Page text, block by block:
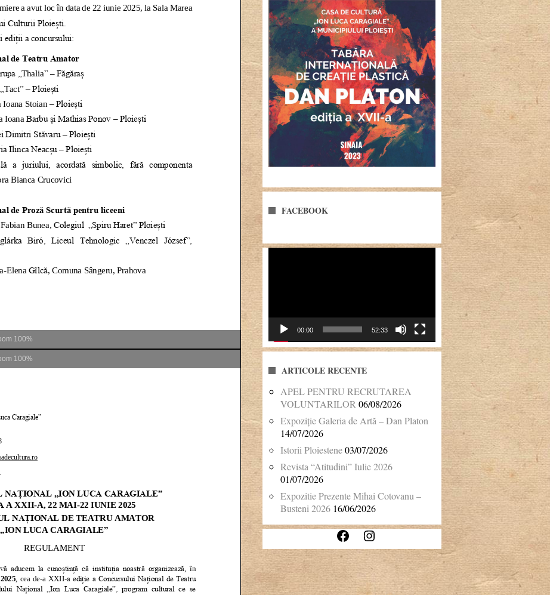
100%
100%
FACEBOOK
00:00 52:33
ARTICOLE RECENTE
APEL PENTRU RECRUTAREA
VOLUNTARILOR06/08/2026
Expoziție Galeria de Artă – Dan Platon
14/07/2026
Istorii Ploiestene03/07/2026
Revista “Atitudini” Iulie 2026
01/07/2026
Expozitie Prezente Mihai Cotovanu –
Busteni 2026 16/06/2026
Facebook Instagram